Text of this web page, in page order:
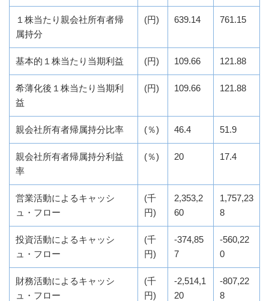
１株当たり親会社所有者帰
属持分
(円) 639.14 761.15
基本的１株当たり当期利益 (円) 109.66 121.88
希薄化後１株当たり当期利
益
(円) 109.66 121.88
親会社所有者帰属持分比率 (％) 46.4 51.9
親会社所有者帰属持分利益
率
(％) 20 17.4
営業活動によるキャッシ
ュ・フロー
(千
円)
2,353,2
60
1,757,23
8
投資活動によるキャッシ
ュ・フロー
(千
円)
-374,85
7
-560,22
0
財務活動によるキャッシ
ュ・フロー
(千
円)
-2,514,1
20
-807,22
8